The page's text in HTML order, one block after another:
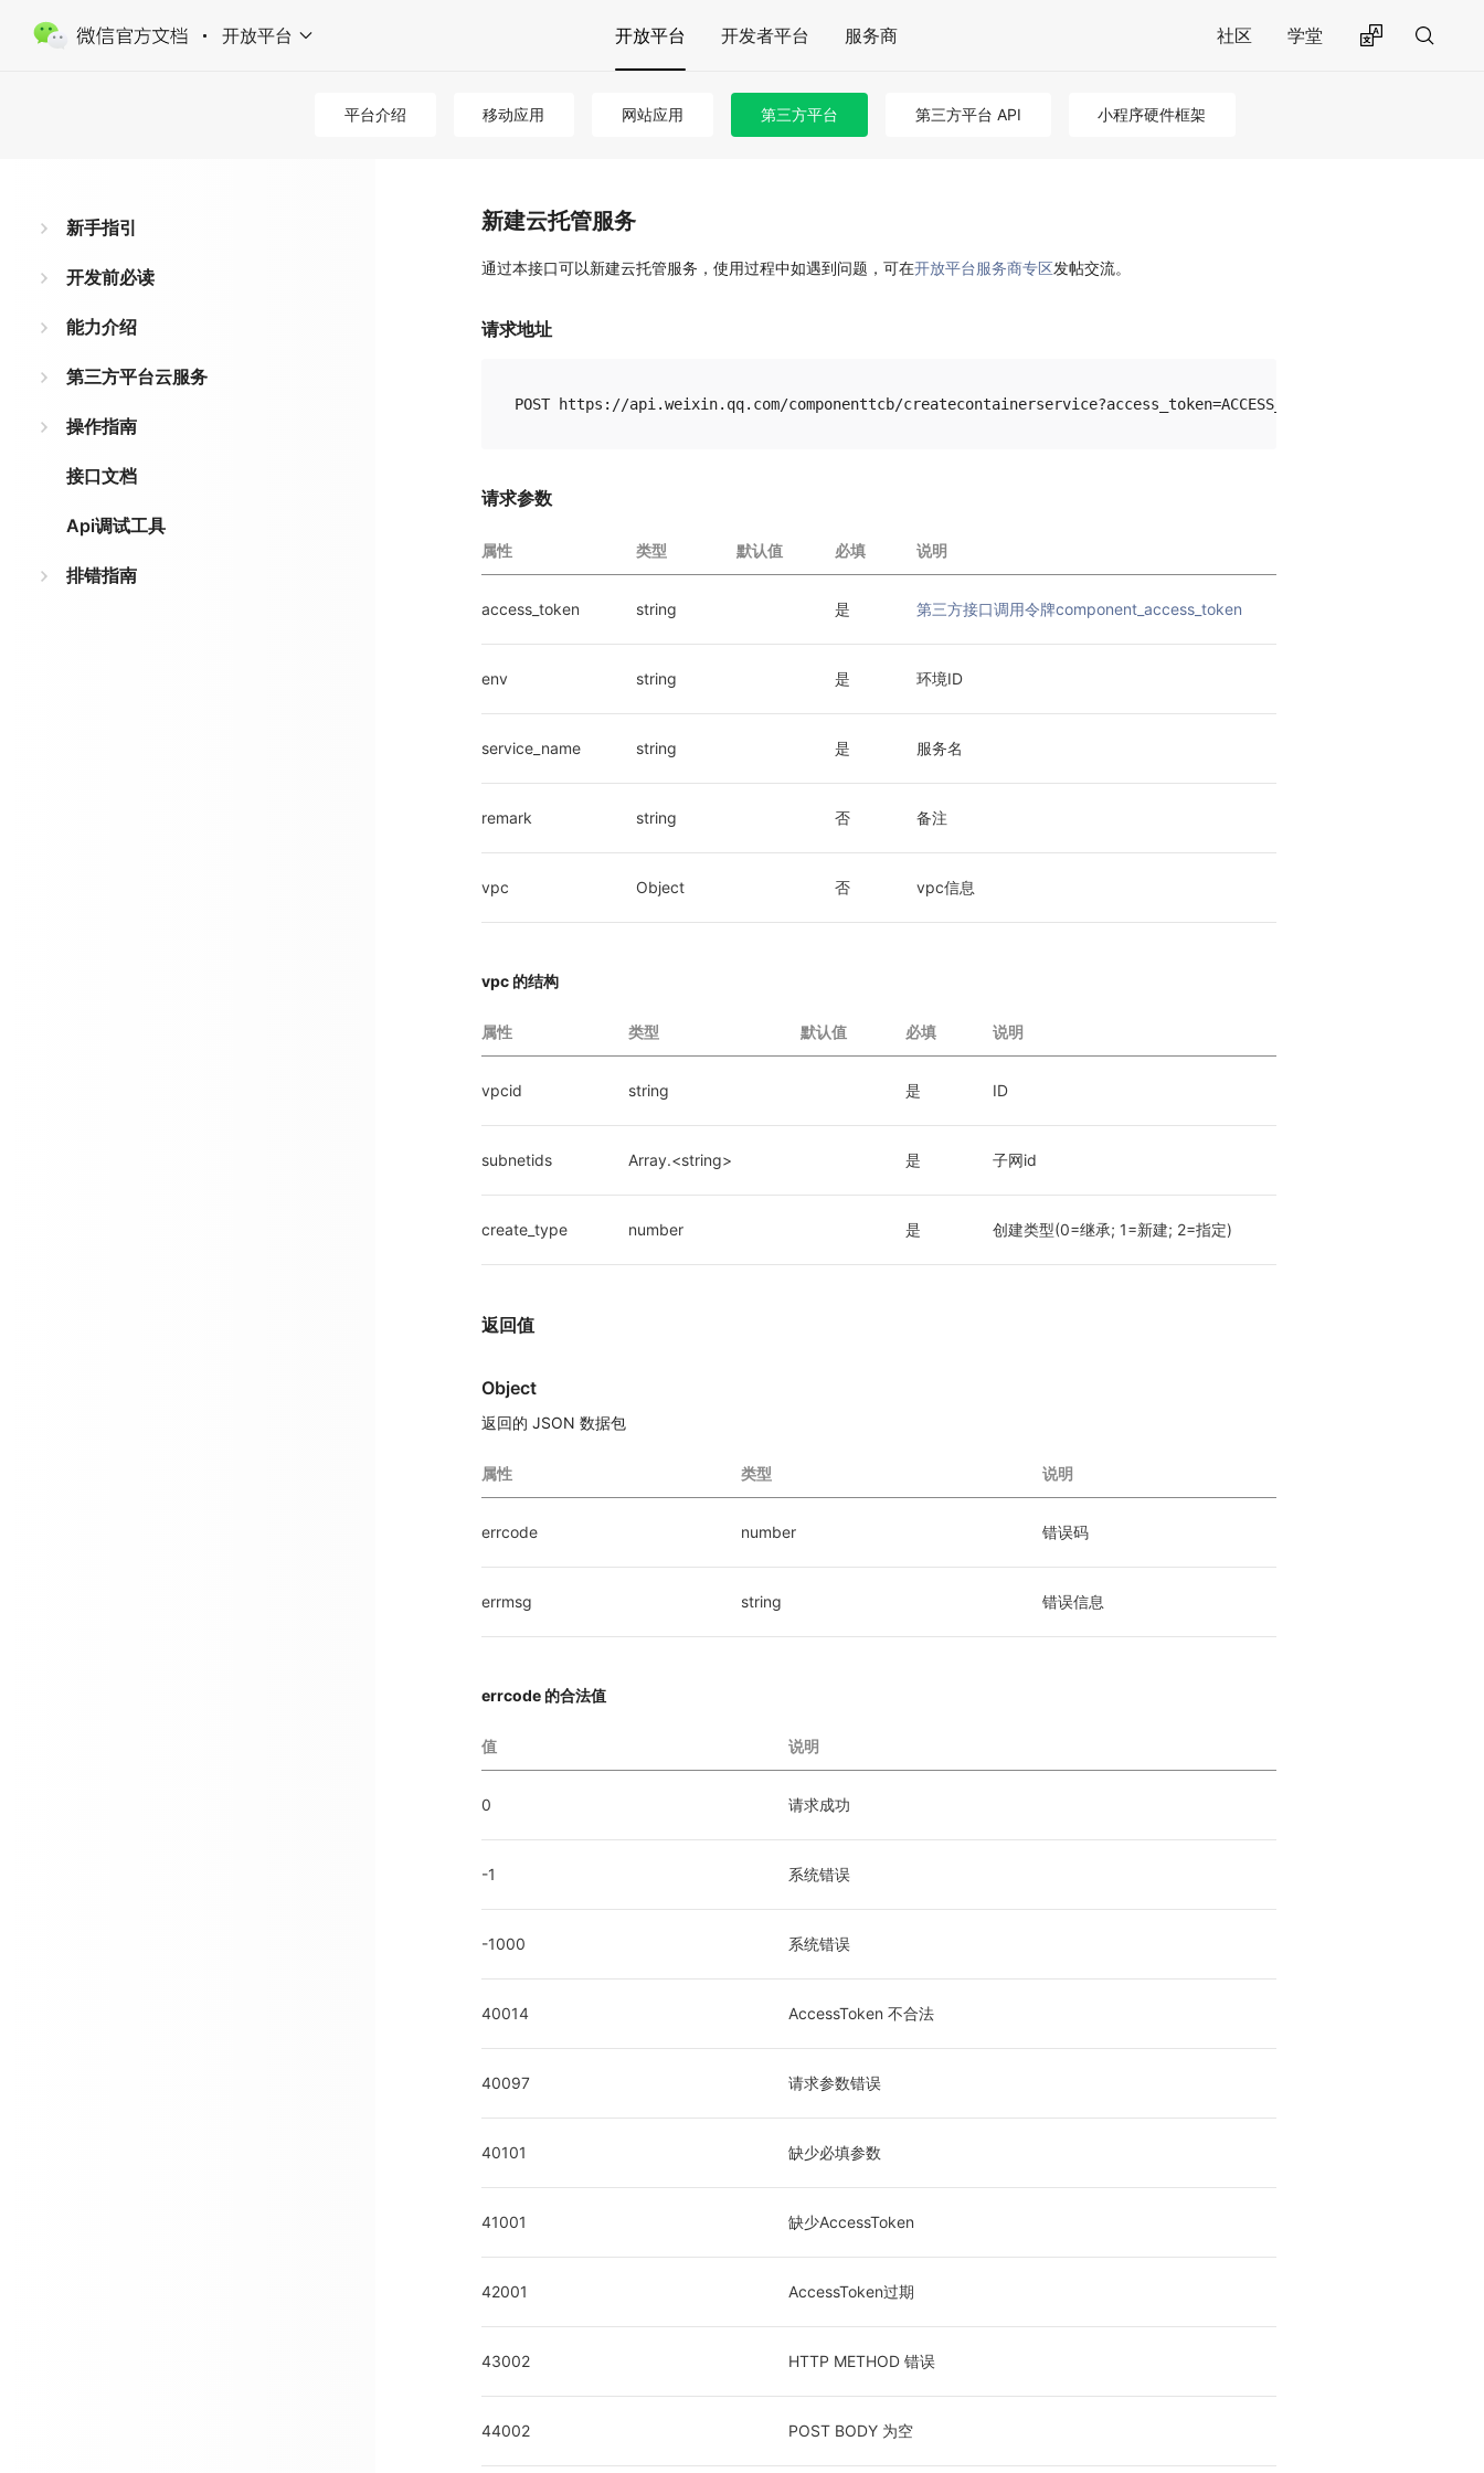
开放平台 开放平台 开发者平台 服务商 社区 学堂
平台介绍 移动应用 网站应用 第三方平台 第三方平台 API 小程序硬件框架
新手指引
开发前必读
能力介绍
第三方平台云服务
操作指南
接口文档
Api调试工具
排错指南
新建云托管服务
通过本接口可以新建云托管服务，使用过程中如遇到问题，可在开放平台服务商专区发帖交流。
请求地址
请求参数
属性 类型 默认值 必填 说明
access_token string 是 第三方接口调用令牌component_access_token
env string 是 环境ID
service_name string 是 服务名
remark string 否 备注
vpc Object 否 vpc信息
vpc 的结构
属性 类型 默认值 必填 说明
vpcid string 是 ID
subnetids Array.<string> 是 子网id
create_type number 是 创建类型(0=继承; 1=新建; 2=指定)
返回值
Object
返回的 JSON 数据包
属性 类型 说明
errcode number 错误码
errmsg string 错误信息
errcode 的合法值
值 说明
0 请求成功
-1 系统错误
-1000 系统错误
40014 AccessToken 不合法
40097 请求参数错误
40101 缺少必填参数
41001 缺少AccessToken
42001 AccessToken过期
43002 HTTP METHOD 错误
44002 POST BODY 为空